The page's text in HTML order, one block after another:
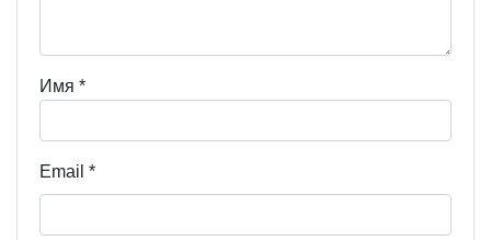
Имя *
Email *